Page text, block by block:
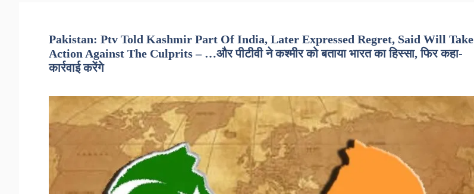
Pakistan: Ptv Told Kashmir Part Of India, Later Expressed Regret, Said Will Take
Action Against The Culprits – …और पीटीवी ने कश्मीर को बताया भारत का हिस्सा, फिर कहा-
कार्रवाई करेंगे